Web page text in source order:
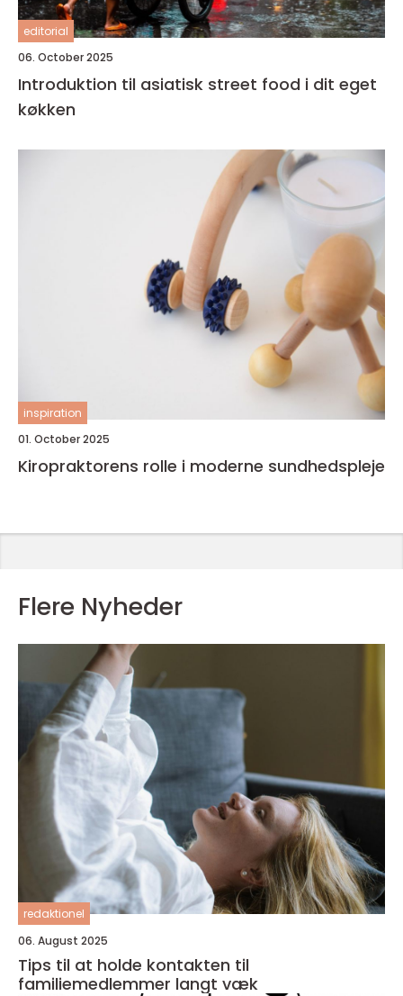
editorial
06. October 2025
Introduktion til asiatisk street food i dit eget
køkken
inspiration
01. October 2025
Kiropraktorens rolle i moderne sundhedspleje
Flere Nyheder
redaktionel
06. August 2025
Tips til at holde kontakten til
familiemedlemmer langt væk